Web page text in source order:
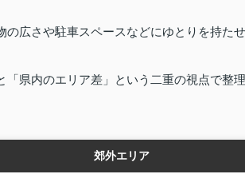
広さや駐車スペースなどにゆとりを持たせ
県内のエリア差」という二重の視点で整理
郊外エリア